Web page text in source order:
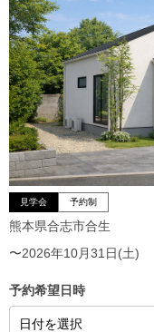
見学会 予約制
熊本県合志市合生
〜2026年10月31日(土)
予約希望日時
日付を選択